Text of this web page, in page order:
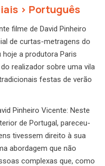
> Português
filme de David Pinheiro
de curtas-metragens do
hoje a produtora Paris
realizador sobre uma vila
festas de verão
Pinheiro Vicente: Neste
de Portugal, pareceu-
tivessem direito à sua
abordagem que não
complexas que, como